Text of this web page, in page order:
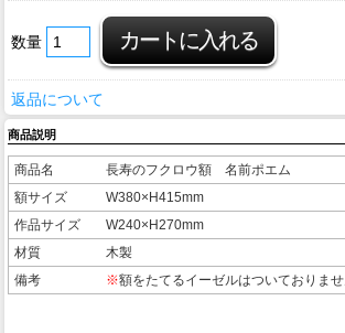
数量
返品について
商品説明
商品名
長寿のフクロウ額 名前ポエム
額サイズ
W380×H415mm
作品サイズ
W240×H270mm
材質
木製
備考
※額をたてるイーゼルはついておりませ